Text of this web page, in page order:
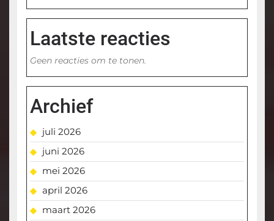
Laatste reacties
Geen reacties om te tonen.
Archief
juli 2026
juni 2026
mei 2026
april 2026
maart 2026